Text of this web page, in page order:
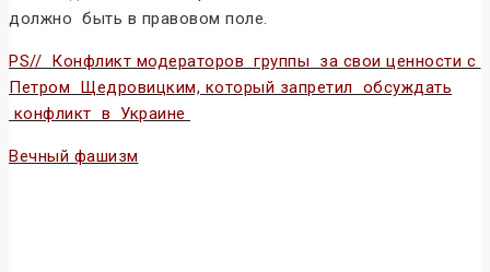
должно быть в правовом поле.
PS// Конфликт модераторов группы за свои ценности с
Петром Щедровицким, который запретил обсуждать
конфликт в Украине
Вечный фашизм